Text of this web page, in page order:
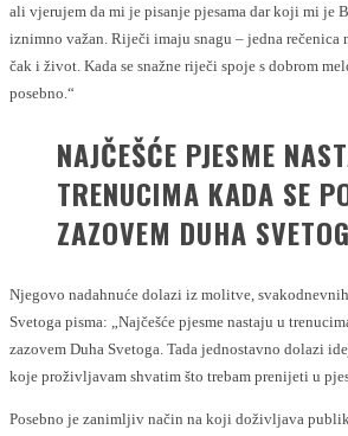
ali vjerujem da mi je pisanje pjesama dar koji mi je
iznimno važan. Riječi imaju snagu – jedna rečenica
čak i život. Kada se snažne riječi spoje s dobrom
posebno.“
NAJČEŠĆE PJESME
TRENUCIMA KADA SE
ZAZOVEM DUHA
Njegovo nadahnuće dolazi iz molitve,
Svetoga pisma: „Najčešće pjesme nastaju u
zazovem Duha Svetoga. Tada jednostavno dolazi
koje proživljavam shvatim što trebam prenijeti u
Posebno je zanimljiv način na koji doživljava